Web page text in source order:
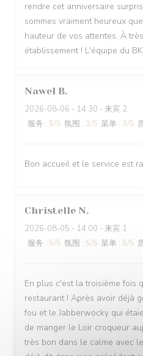
rendre cet anniversaire
sommes vraiment heureux
hauteur de vos attentes. À
établissement ! L'équipe du
Nawel B
2026-08-06 - 14:30 - 来宾 2
服务 : 5/5 氛围 : 3/5 菜单 : 3/5
Bon accueil et le service est
Christelle N
2026-08-05 - 14:00 - 来宾 1
服务 : 5/5 氛围 : 5/5 菜单 : 5/5
En plus c'est la troisième fois
restaurant ! Après avoir déjà
fou et le Jabberwocky qui
de manger le Loir croqueur
très bon dans le calme avec